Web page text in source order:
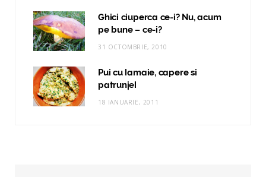
Ghici ciuperca ce-i? Nu, acum
pe bune – ce-i?
31 OCTOMBRIE, 2010
Pui cu lamaie, capere si
patrunjel
18 IANUARIE, 2011